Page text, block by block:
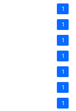
1
1
1
1
1
1
1